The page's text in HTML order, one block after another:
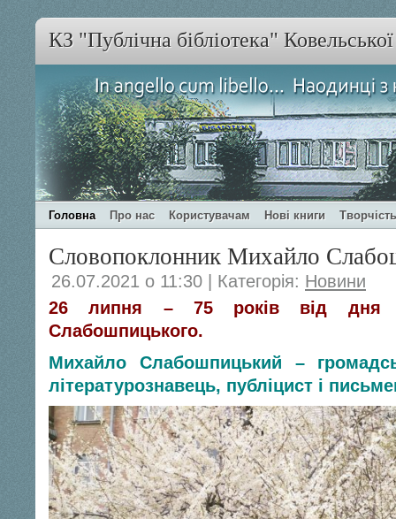
КЗ "Публічна бібліотека"
Головна Про нас Користувачам Нові книги
Словопоклонник Михайло
26.07.2021 о 11:30 | Категорія: Новини
26 липня – 75 років від дня
Слабошпицького.
Михайло Слабошпицький –
літературознавець, публіцист і